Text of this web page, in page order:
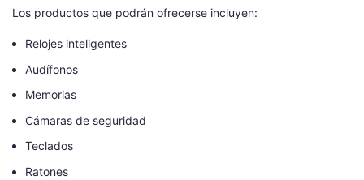
Los productos que podrán ofrecerse incluyen:
Relojes inteligentes
Audífonos
Memorias
Cámaras de seguridad
Teclados
Ratones